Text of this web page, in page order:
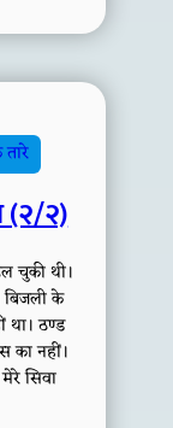
(२/२)
चुकी थी।
बिजली के
था। ठण्ड
का नहीं।
सिवा